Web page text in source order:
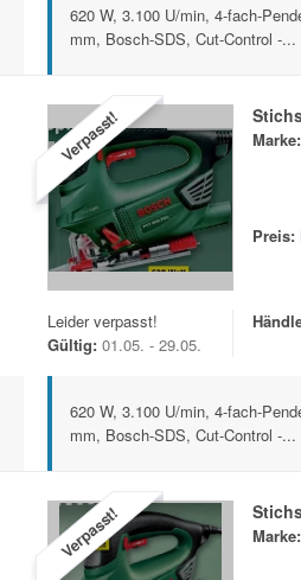
620 W, 3.100 U/min, 4-fach-
mm, Bosch-SDS, Cut-Control -...
Verpasst! Marke:
Preis:
Leider verpasst!
Gültig: 01.05. - 29.05.
620 W, 3.100 U/min, 4-fach-
mm, Bosch-SDS, Cut-Control -...
Verpasst! Marke: